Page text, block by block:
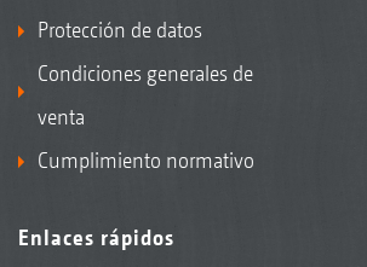
Protección de datos
Condiciones generales de
venta
Cumplimiento normativo
Enlaces rápidos